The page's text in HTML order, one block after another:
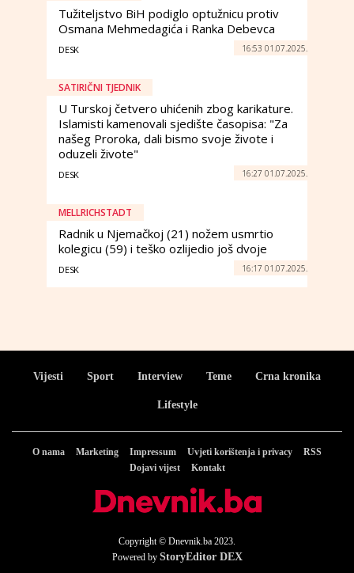
Tužiteljstvo BiH podiglo optužnicu protiv
Osmana Mehmedagića i Ranka Debevca
DESK 16:53 01.07.2025.
SATIRIČNI TJEDNIK
U Turskoj četvero uhićenih zbog karikature.
Islamisti kamenovali sjedište časopisa: "Za
našeg Proroka, dali bismo svoje živote i
oduzeli živote"
DESK 16:27 01.07.2025.
MELLRICHSTADT
Radnik u Njemačkoj (21) nožem usmrtio
kolegicu (59) i teško ozlijedio još dvoje
DESK 16:17 01.07.2025.
Vijesti Sport Interview Teme Crna kronika
Lifestyle
O nama Marketing Impressum Uvjeti korištenja i privacy
RSS
Dojavi vijest
Kontakt
Copyright © Dnevnik.ba 2023.
Powered by StoryEditor DEX